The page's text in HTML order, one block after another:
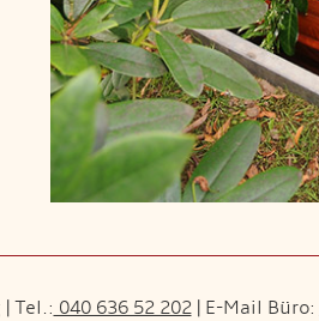
Tel.: 040 636 52 202| E-Mail Büro: